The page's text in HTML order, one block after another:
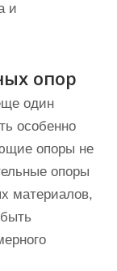
и
опор
один
особенно
опоры не
опоры
материалов,